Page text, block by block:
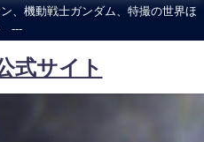
、機動戦士ガンダム、特撮の世界ほ
---
式サイト